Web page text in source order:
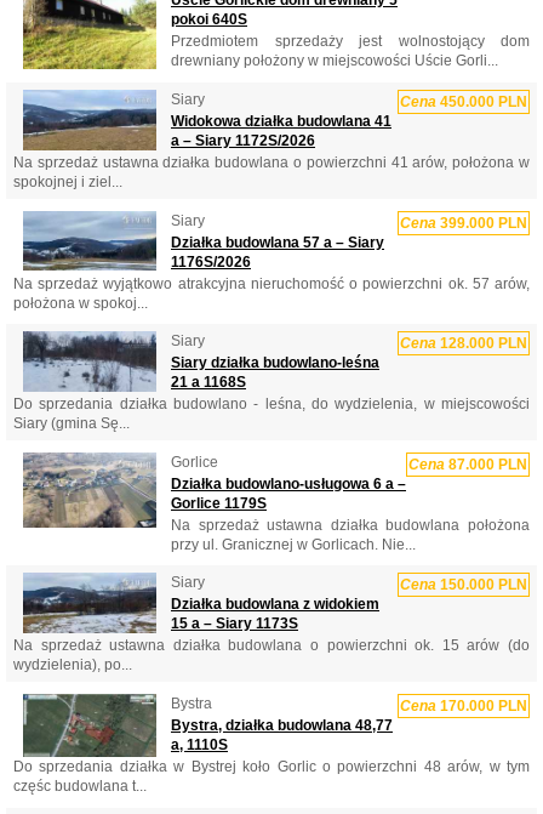
pokoi 640S
Przedmiotem sprzedaży jest wolnostojący dom
drewniany położony w miejscowości Uście Gorli...
Siary Cena 450.000 PLN
Widokowa działka budowlana 41
a – Siary 1172S/2026
Na sprzedaż ustawna działka budowlana o powierzchni 41 arów, położona w
spokojnej i ziel...
Siary Cena 399.000 PLN
Działka budowlana 57 a – Siary
1176S/2026
Na sprzedaż wyjątkowo atrakcyjna nieruchomość o powierzchni ok. 57 arów,
położona w spokoj...
Siary Cena 128.000 PLN
Siary działka budowlano-leśna
21 a 1168S
Do sprzedania działka budowlano - leśna, do wydzielenia, w miejscowości
Siary (gmina Sę...
Gorlice Cena 87.000 PLN
Działka budowlano-usługowa 6 a –
Gorlice 1179S
Na sprzedaż ustawna działka budowlana położona
przy ul. Granicznej w Gorlicach. Nie...
Siary Cena 150.000 PLN
Działka budowlana z widokiem
15 a – Siary 1173S
Na sprzedaż ustawna działka budowlana o powierzchni ok. 15 arów (do
wydzielenia), po...
Bystra Cena 170.000 PLN
Bystra, działka budowlana 48,77
a, 1110S
Do sprzedania działka w Bystrej koło Gorlic o powierzchni 48 arów, w tym
częśc budowlana t...